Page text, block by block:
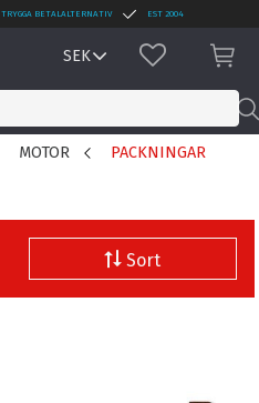
TRYGGA BETALALTERNATIV EST 2004
FAVORITES
MOTOR PACKNINGAR
Sort